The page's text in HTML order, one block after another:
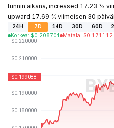
tunnin aikana, increased 17.23 %
upward 17.69 % viimeisen 30
24H 7D 14D 30D 60D
Korkea: $0.208704 Matala: $0.171112